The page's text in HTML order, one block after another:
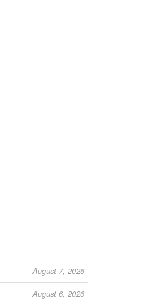
August 7, 2026
August 6, 2026